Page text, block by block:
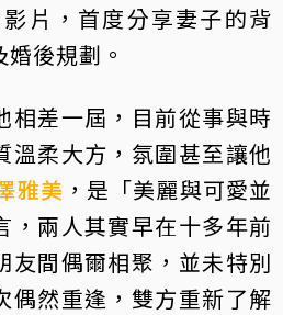
片，首度分享妻子的背
後規劃。
相差一屆，目前從事與時
溫柔大方，氛圍甚至讓他
雅美 ，是「美麗與可愛並
，兩人其實早在十多年前
友間偶爾相聚，並未特別
偶然重逢，雙方重新了解